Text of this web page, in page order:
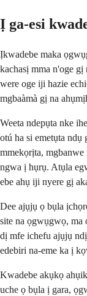
Ị ga-esi
Ịkwadebe maka
kachasị mma n'oge gị
were oge iji hazie
mgbaàmà gị na
Weeta ndepụta nke
otú ha si emetụta
mmekọrịta, mgbanwe
ngwa ị hụrụ. Atụla
ebe ahụ iji nyere gị
Dee ajụjụ ọ bụla
site na ọgwụgwọ, ma
dị mfe ichefu ajụjụ
edebiri na-eme ka ị
Kwadebe akụkọ
uche ọ bụla ị gara,